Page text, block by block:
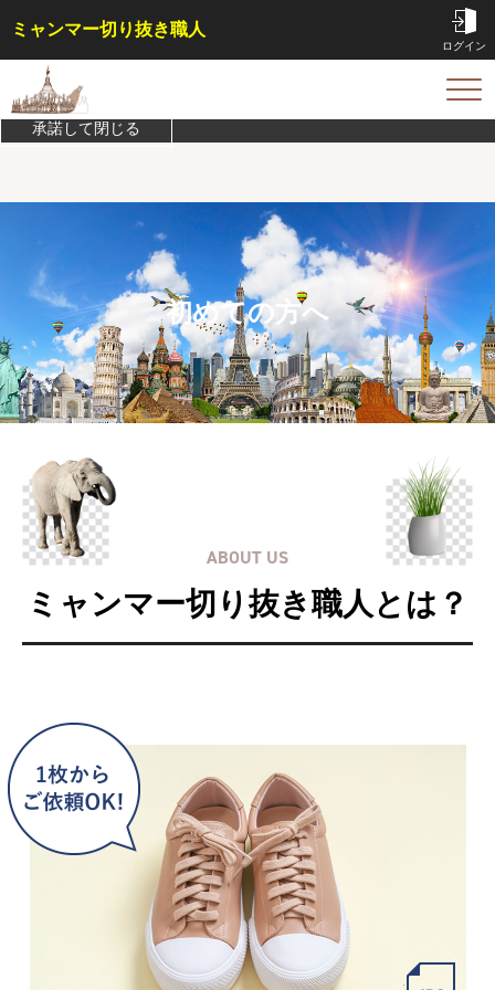
このサイトは機能実現/改善のためにCookieを利用します。
プライバシ
ーポリシーを確認
承諾して閉じる
ミャンマー切り抜き職人
ログイン
はじめての方へ
ご依頼方法
よくある質問
TOP
サービス内容・料金
コラム
お問い合わせ
初めての方へ
ABOUT US
ミャンマー切り抜き職人とは？